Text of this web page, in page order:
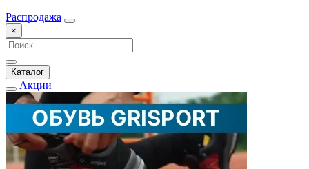
Распродажа
×
Каталог
Акции